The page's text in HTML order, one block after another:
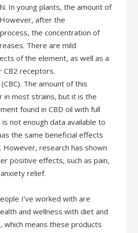
In young plants, the amount of
after the
the concentration of
There are mild
of the element, as well as a
CB2 receptors.
The amount of this
in most strains, but it is the
found in CBD oil with full
not enough data available to
the same beneficial effects
However, research has shown
positive effects, such as pain,
relief.
I’ve worked with are
and wellness with diet and
which means these products